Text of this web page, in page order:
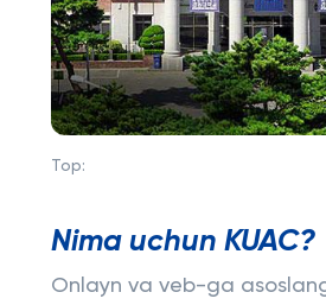
Top:
Nima uchun KUAC?
Onlayn va veb-ga